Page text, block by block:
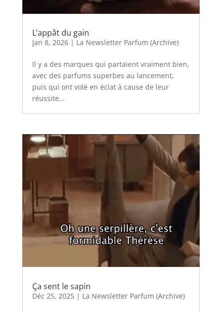
L’appât du gain
Jan 8, 2026| La Newsletter Parfum (Archive)
Il y a des marques qui partaient vraiment bien,
avec des parfums superbes au lancement,
puis qui ont volé en éclat à cause de leur
réussite…
Ça sent le sapin
Déc 25, 2025| La Newsletter Parfum (Archive)